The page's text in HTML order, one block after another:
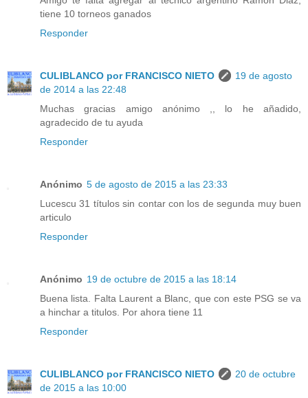
tiene 10 torneos ganados
Responder
CULIBLANCO por FRANCISCO NIETO
19 de agosto
de 2014 a las 22:48
Muchas gracias amigo anónimo ,, lo he añadido,
agradecido de tu ayuda
Responder
Anónimo 5 de agosto de 2015 a las 23:33
Lucescu 31 títulos sin contar con los de segunda muy buen
articulo
Responder
Anónimo 19 de octubre de 2015 a las 18:14
Buena lista. Falta Laurent a Blanc, que con este PSG se va
a hinchar a titulos. Por ahora tiene 11
Responder
CULIBLANCO por FRANCISCO NIETO
20 de octubre
de 2015 a las 10:00